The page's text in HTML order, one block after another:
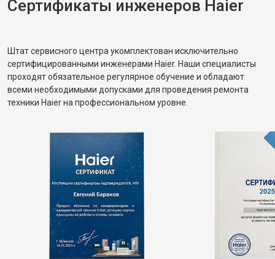
Сертификаты инженеров Haier
Штат сервисного центра укомплектован исключительно
сертифицированными инженерами Haier. Наши специалисты
проходят обязательное регулярное обучение и обладают
всеми необходимыми допусками для проведения ремонта
техники Haier на профессиональном уровне.